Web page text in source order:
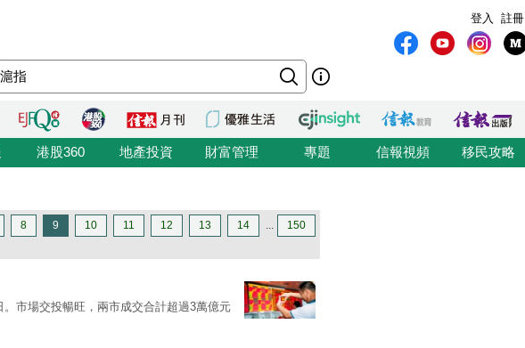
註冊
登入
港股360 地產投資 財富管理 專題 信報視頻 移民攻略
8 9 10 11 12 13 14 ... 150
市場交投暢旺，兩市成交合計超過3萬億元